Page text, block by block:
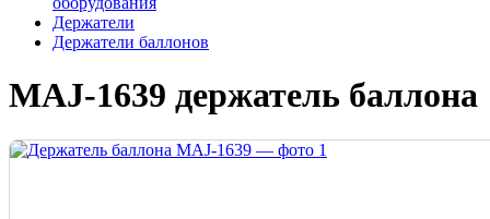
Держатели
Держатели баллонов
MAJ-1639 держатель баллона